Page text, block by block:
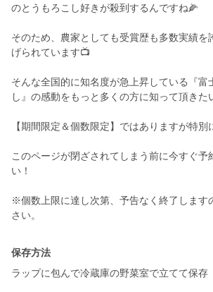
のとうもろこし好きが殺到するんですね🌽
そのため、農家としても受賞歴も多数実績を
げられています📺
そんな全国的に知名度が急上昇している『富
し』の感動をもっと多くの方に知って頂きた
【期間限定＆個数限定】ではありますが特別
このページが閉ざされてしまう前に今すぐ予
い！
※個数上限に達し次第、予告なく終了します
保存方法
ラップに包んで冷蔵庫の野菜室で立てて保存